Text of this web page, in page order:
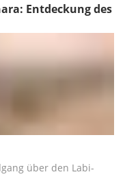
Entdeckung des
über den Labi-